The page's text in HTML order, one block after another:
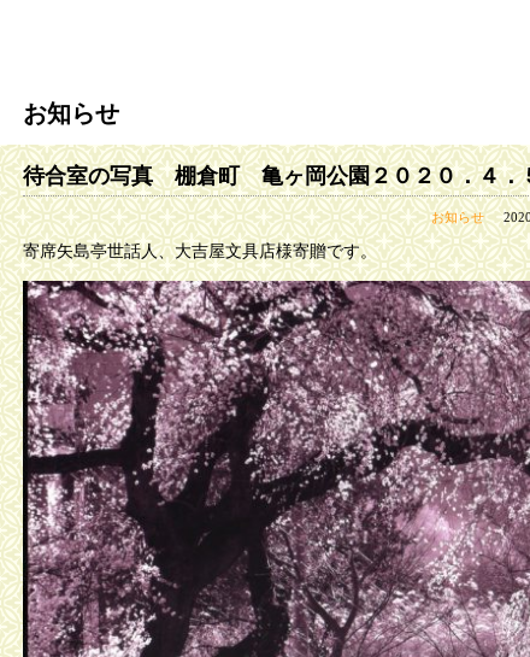
お知らせ
待合室の写真 棚倉町 亀ヶ岡公園２０２０．４．
お知らせ
寄席矢島亭世話人、大吉屋文具店様寄贈です。